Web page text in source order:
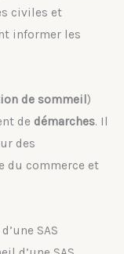
civiles et
informer les
de sommeil)
de démarches. Il
des
du commerce et
SAS